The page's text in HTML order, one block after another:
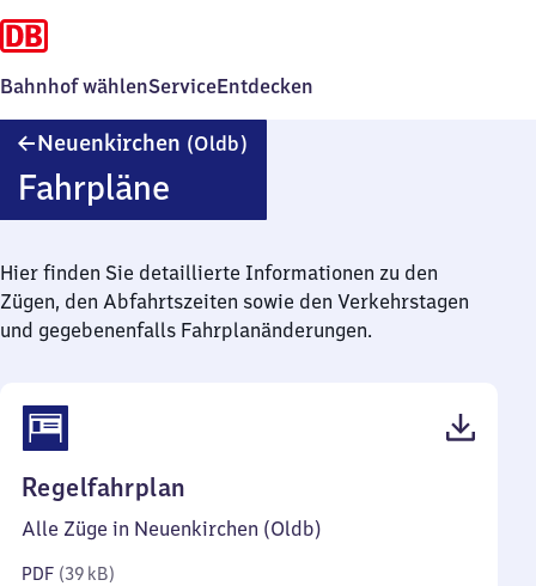
Bahnhof wählenServiceEntdecken
Neuenkirchen (Oldb)
Fahrpläne
Hier finden Sie detaillierte Informationen zu den
Zügen, den Abfahrtszeiten sowie den Verkehrstagen
und gegebenenfalls Fahrplanänderungen.
Regelfahrplan
39
Alle Züge in Neuenkirchen (Oldb)
PDF (39 kB)